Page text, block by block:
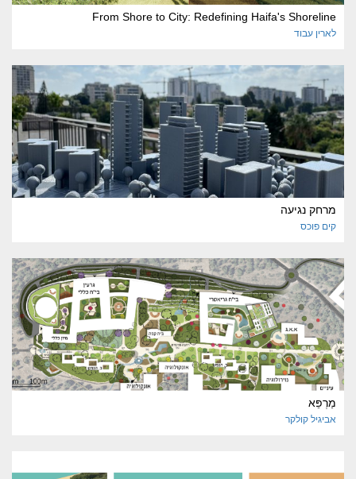
From Shore to City: Redefining Haifa's Shoreline
לארין עבוד
מרחק נגיעה
קים פוכס
מַרְפֵּא
אביגיל קולקר